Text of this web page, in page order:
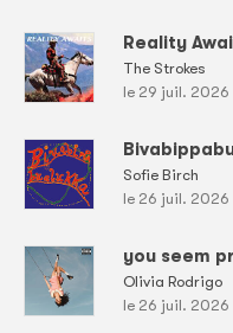
Reality
The Strokes
le 29 juil. 2026
Sofie Birch
le 26 juil. 2026
you seem
Olivia Rodrigo
le 26 juil. 2026